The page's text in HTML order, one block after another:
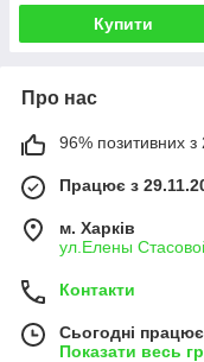
Купити
Про нас
96% позитивних з
Працює з
м. Харків
ул.Елены
Контакти
Сьогодні
Показати весь